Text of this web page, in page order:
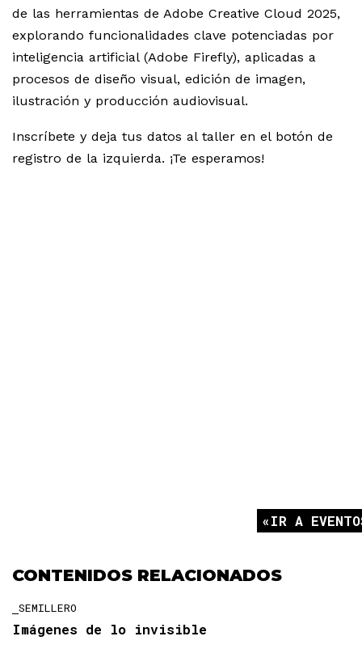
de las herramientas de Adobe Creative Cloud 2025,
explorando funcionalidades clave potenciadas por
inteligencia artificial (Adobe Firefly), aplicadas a
procesos de diseño visual, edición de imagen,
ilustración y producción audiovisual.
Inscríbete y deja tus datos al taller en el botón de
registro de la izquierda. ¡Te esperamos!
IR A
CONTENIDOS RELACIONADOS
SEMILLERO
Imágenes de lo invisible